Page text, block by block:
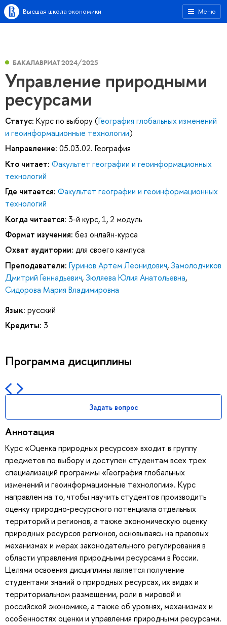
Меню
Высшая школа экономики
БАКАЛАВРИАТ 2024/2025
Управление природными
ресурсами
Статус: Курс по выбору (География глобальных изменений
и геоинформационные технологии)
Направление: 05.03.02. География
Кто читает: Факультет географии и геоинформационных
технологий
Где читается: Факультет географии и геоинформационных
технологий
Когда читается: 3-й курс, 1, 2 модуль
Формат изучения: без онлайн-курса
Охват аудитории: для своего кампуса
Преподаватели: Гуринов Артем Леонидович, Замолодчиков
Дмитрий Геннадьевич, Зюляева Юлия Анатольевна,
Сидорова Мария Владимировна
Язык: русский
Кредиты: 3
Программа дисциплины
Задать вопрос
Аннотация
Курс «Оценка природных ресурсов» входит в группу
предметов по выбору и доступен студентам всех трех
специализаций программы «География глобальных
изменений и геоинформационные технологии». Курс
направлен на то, чтобы научить студентов производить
оценку природно-ресурсного потенциала отдельных
территорий и регионов, а также экономическую оценку
природных ресурсов регионов, основываясь на правовых
механизмах и мерах законодательного регулирования в
области управления природными ресурсами в России.
Целями освоения дисциплины является получение
студентами знаний о природных ресурсах, их видах и
территориальном размещении, роли в мировой и
российской экономике, а также об уровнях, механизмах и
особенностях оценки и управления природными ресурсами.